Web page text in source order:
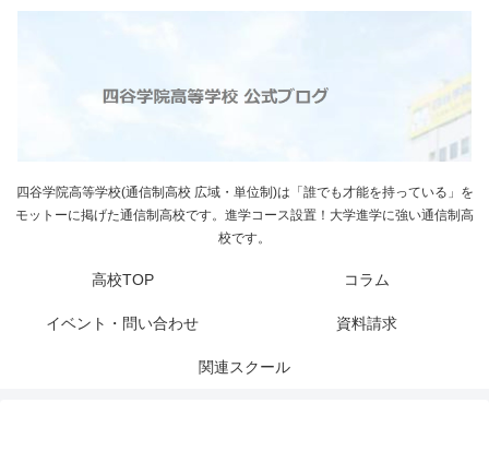
四谷学院高等学校(通信制高校 広域・単位制)は「誰でも才能を持っている」を
モットーに掲げた通信制高校です。進学コース設置！大学進学に強い通信制高
校です。
高校TOP コラム
イベント・問い合わせ 資料請求
関連スクール